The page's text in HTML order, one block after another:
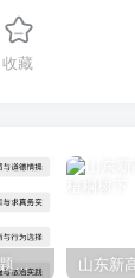
与赞扬可以
子做的不好，
子的感觉与
就是帮助孩
收藏
2025高考政治命题纲要解读 山东新